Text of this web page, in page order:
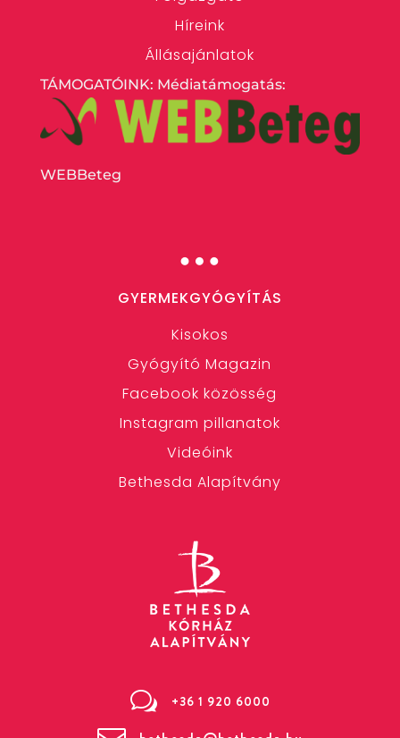
Híreink
Állásajánlatok
TÁMOGATÓINK: Médiatámogatás:
WEBBeteg
…
GYERMEKGYÓGYÍTÁS
Kisokos
Gyógyító Magazin
Facebook közösség
Instagram pillanatok
Videóink
Bethesda Alapítvány
w +36 1 920 6000